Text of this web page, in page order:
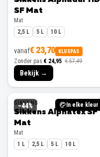
SF Mat
Mat
2,5 L
5 L 10 L
vanaf€ 23,70 KLUSPAS
Zonder pas € 24,95 € 57,49
Bekijk →
−44% In elke kleur
SIKKENS
Sikkens Alphatex SF
Mat
Mat
1 L
2,5 L 5 L 10 L